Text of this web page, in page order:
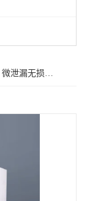
微泄漏无损密封测试仪